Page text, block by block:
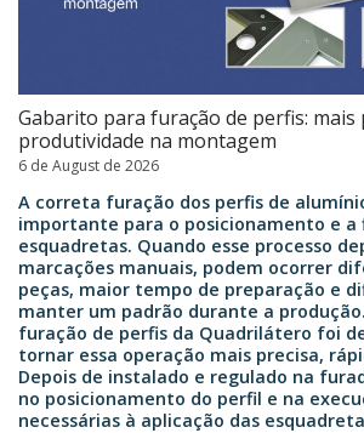
Gabarito para furação de perfis: mais
produtividade na montagem
6 de August de 2026
A correta furação dos perfis de
importante para o posicionamento e a
esquadretas. Quando esse processo
marcações manuais, podem ocorrer
peças, maior tempo de preparação e
manter um padrão durante a
furação de perfis da Quadrilátero foi
tornar essa operação mais precisa,
Depois de instalado e regulado na
no posicionamento do perfil e na
necessárias à aplicação das